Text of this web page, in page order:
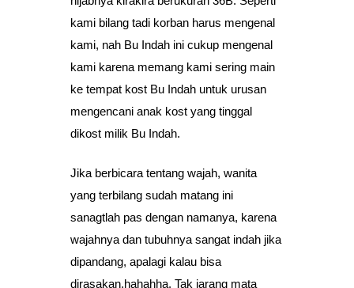
kami bilang tadi korban harus mengenal
kami, nah Bu Indah ini cukup mengenal
kami karena memang kami sering main
ke tempat kost Bu Indah untuk urusan
mengencani anak kost yang tinggal
dikost milik Bu Indah.
Jika berbicara tentang wajah, wanita
yang terbilang sudah matang ini
sanagtlah pas dengan namanya, karena
wajahnya dan tubuhnya sangat indah jika
dipandang, apalagi kalau bisa
dirasakan,hahahha. Tak jarang mata